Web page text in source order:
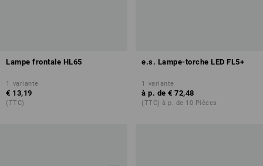
Lampe frontale HL65
1 variante
€ 13,19
(TTC)
e.s. Lampe-torche LED FL5+
1 variante
à p. de € 72,48
(TTC) à p. de 10 Pièces